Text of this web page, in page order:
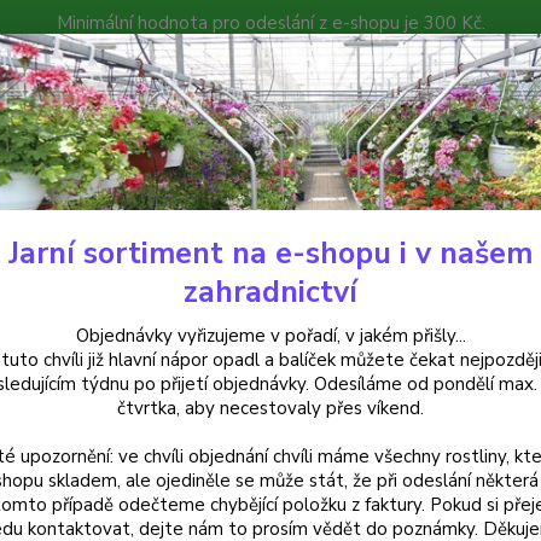
Minimální hodnota pro odeslání z e-shopu je 300 Kč.
můžete čekat nejpozději v následujícím týdnu po přijetí
Poradna Kontakty
Hledat
Balkónové rostliny Kupea fialová (Cuphea Hyssopifolia) - cena na
fialová (Cuphea
skvěle
Jarní sortiment na e-shopu i v našem
zahradnictví
Objednávky vyřizujeme v pořadí, v jakém přišly...
chvíli již hlavní nápor opadl a balíček můžete čekat
týdnu po přijetí objednávky. Odesíláme od pondělí
čtvrtka, aby necestovaly přes víkend.
upozornění: ve chvíli objednání chvíli máme všechny rostliny,
skladem, ale ojediněle se může stát, že při odeslání některá
případě odečteme chybějící položku z faktury. Pokud si
kontaktovat, dejte nám to prosím vědět do poznámky.